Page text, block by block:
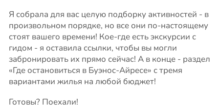
Я собрала для вас целую подборку активностей - в
произвольном порядке, но все они по-настоящему
стоят вашего времени! Кое-где есть экскурсии с
гидом - я оставила ссылки, чтобы вы могли
забронировать их прямо сейчас! А в конце - раздел
«Где остановиться в Буэнос-Айресе» с тремя
вариантами жилья на любой бюджет!
Готовы? Поехали!